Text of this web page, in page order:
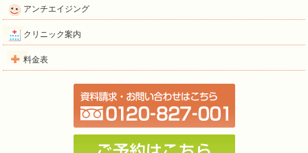
アンチエイジング
クリニック案内
料金表